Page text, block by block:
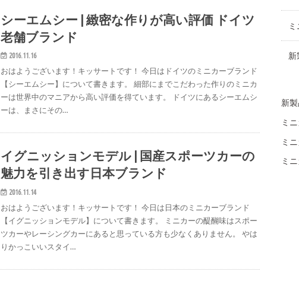
シーエムシー | 緻密な作りが高い評価 ドイツ
老舗ブランド
2016.11.16
おはようございます！キッサートです！ 今日はドイツのミニカーブランド
【シーエムシー】について書きます。 細部にまでこだわった作りのミニカ
ーは世界中のマニアから高い評価を得ています。 ドイツにあるシーエムシ
ーは、まさにその…
イグニッションモデル | 国産スポーツカーの
魅力を引き出す日本ブランド
2016.11.14
おはようございます！キッサートです！ 今日は日本のミニカーブランド
【イグニッションモデル】について書きます。 ミニカーの醍醐味はスポー
ツカーやレーシングカーにあると思っている方も少なくありません。 やは
りかっこいいスタイ…
新
新
ミ
ミ
ミ